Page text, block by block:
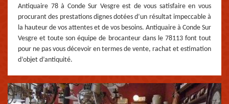
Antiquaire 78 à Conde Sur Vesgre est de vous satisfaire en vous
procurant des prestations dignes dotées d’un résultat impeccable à
la hauteur de vos attentes et de vos besoins. Antiquaire à Conde Sur
Vesgre et toute son équipe de brocanteur dans le 78113 font tout
pour ne pas vous décevoir en termes de vente, rachat et estimation
d’objet d’antiquité.